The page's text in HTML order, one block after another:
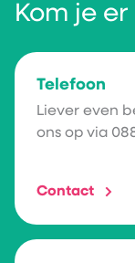
Kom je
Telefoon
Liever even
ons op via
Contact